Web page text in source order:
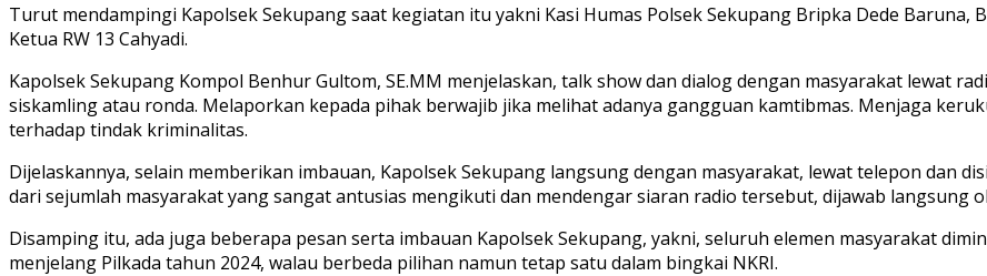
Turut mendampingi Kapolsek Sekupang saat kegiatan itu yakni Kasi Humas Polsek Sekupang Bripka Dede
Ketua RW 13 Cahyadi.
Kapolsek Sekupang Kompol Benhur Gultom, SE.MM menjelaskan, talk show dan dialog dengan masyarakat lewat
siskamling atau ronda. Melaporkan kepada pihak berwajib jika melihat adanya gangguan kamtibmas. Menjaga
terhadap tindak kriminalitas.
Dijelaskannya, selain memberikan imbauan, Kapolsek Sekupang langsung dengan masyarakat, lewat telepon dan
dari sejumlah masyarakat yang sangat antusias mengikuti dan mendengar siaran radio tersebut, dijawab langsung
Disamping itu, ada juga beberapa pesan serta imbauan Kapolsek Sekupang, yakni, seluruh elemen masyarakat
menjelang Pilkada tahun 2024, walau berbeda pilihan namun tetap satu dalam bingkai NKRI.